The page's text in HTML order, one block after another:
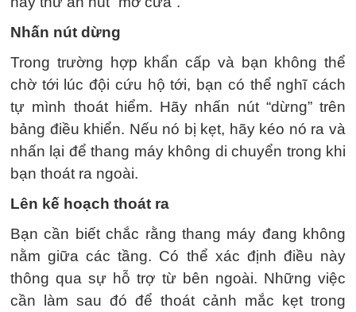
Nhấn nút dừng
Trong trường hợp khẩn cấp và bạn không thể
chờ tới lúc đội cứu hộ tới, bạn có thể nghĩ cách
tự mình thoát hiểm. Hãy nhấn nút “dừng” trên
bảng điều khiển. Nếu nó bị kẹt, hãy kéo nó ra và
nhấn lại để thang máy không di chuyển trong khi
bạn thoát ra ngoài.
Lên kế hoạch thoát ra
Bạn cần biết chắc rằng thang máy đang không
nằm giữa các tầng. Có thể xác định điều này
thông qua sự hỗ trợ từ bên ngoài. Những việc
cần làm sau đó để thoát cảnh mắc kẹt trong